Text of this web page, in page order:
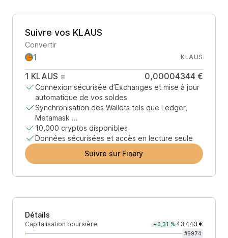
Suivre vos KLAUS
Convertir
KLAUS
1 KLAUS = 0,00004344 €
Connexion sécurisée d’Exchanges et mise à jour
automatique de vos soldes
Synchronisation des Wallets tels que Ledger,
Metamask ...
10,000 cryptos disponibles
Données sécurisées et accès en lecture seule
Suivre sur Finary
Détails
Capitalisation boursière +0,31 % 43 443 €
#6974